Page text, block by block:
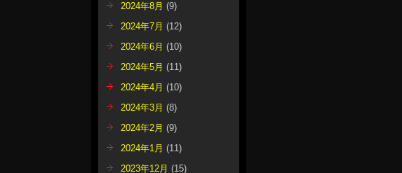
2024年8月 (9)
2024年7月 (12)
2024年6月 (10)
2024年5月 (11)
2024年4月 (10)
2024年3月 (8)
2024年2月 (9)
2024年1月 (11)
2023年12月 (15)